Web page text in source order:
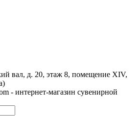
вал, д. 20, этаж 8, помещение XIV,
- интернет-магазин сувенирной